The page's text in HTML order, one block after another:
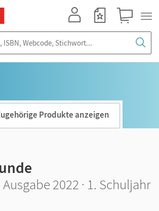
Produkte anzeigen
2022 · 1. Schuljahr